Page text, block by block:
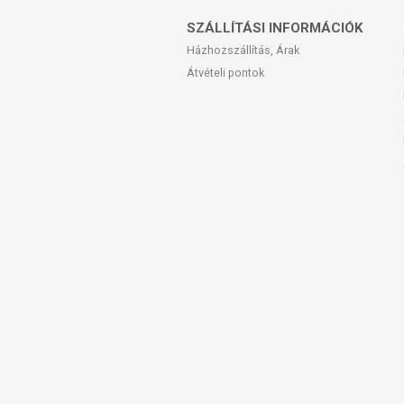
SZÁLLÍTÁSI INFORMÁCIÓK
Házhozszállítás, Árak
Átvételi pontok